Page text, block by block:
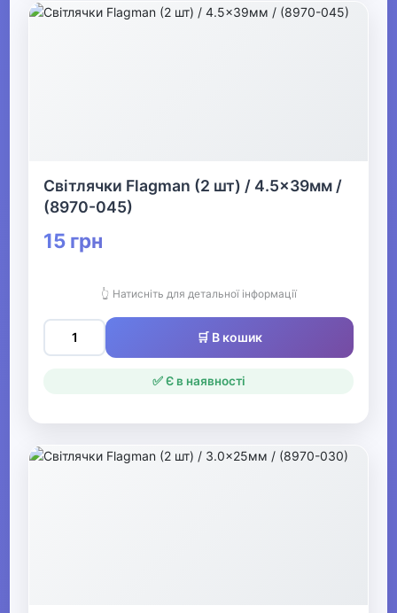
Світлячки Flagman (2 шт) / 4.5x39мм /
(8970-045)
15 грн
👆 Натисніть для детальної інформації
🛒 В кошик
✅ Є в наявності